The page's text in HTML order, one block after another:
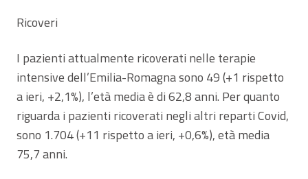
Ricoveri
I pazienti attualmente ricoverati nelle terapie
intensive dell’Emilia-Romagna sono 49 (+1 rispetto
a ieri, +2,1%), l’età media è di 62,8 anni. Per quanto
riguarda i pazienti ricoverati negli altri reparti Covid,
sono 1.704 (+11 rispetto a ieri, +0,6%), età media
75,7 anni.